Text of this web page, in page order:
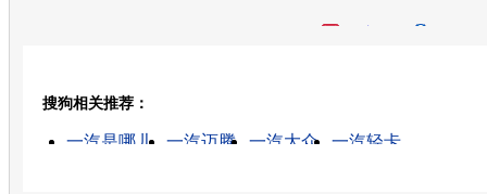
搜狗相关推荐：
一汽是哪儿 一汽迈腾 一汽大众
一汽轻卡